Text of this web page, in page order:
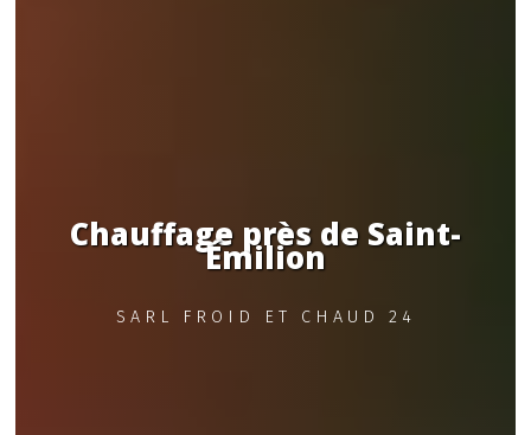
Chauffage près de Saint-
Émilion
SARL FROID ET CHAUD 24